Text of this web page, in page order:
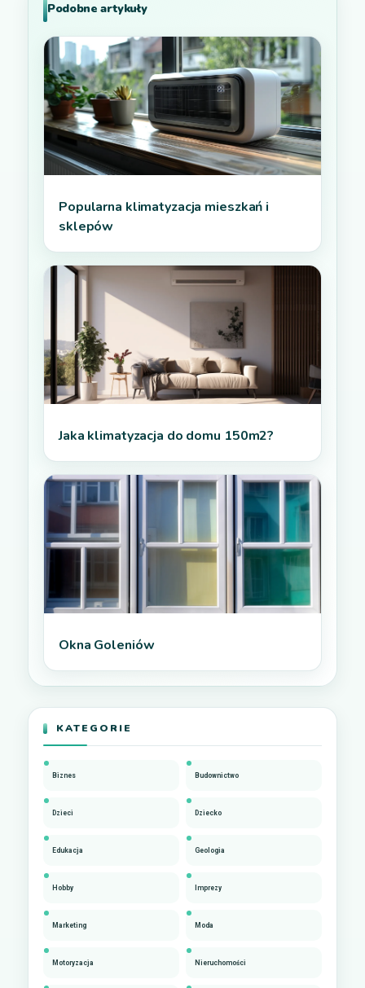
Podobne artykuły
Popularna klimatyzacja mieszkań i
sklepów
Jaka klimatyzacja do domu 150m2?
Okna Goleniów
KATEGORIE
Biznes Budownictwo
Dzieci Dziecko
Edukacja Geologia
Hobby Imprezy
Marketing Moda
Motoryzacja Nieruchomości